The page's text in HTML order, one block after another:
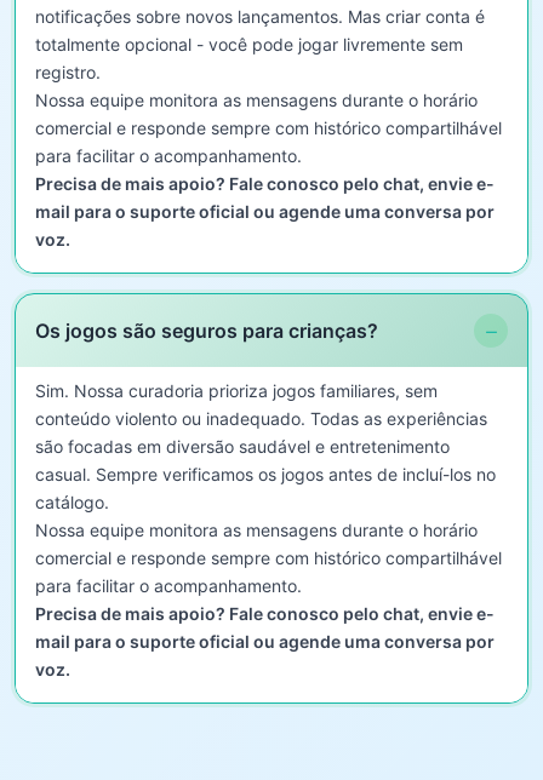
notificações sobre novos lançamentos. Mas criar conta é
totalmente opcional - você pode jogar livremente sem
registro.
Nossa equipe monitora as mensagens durante o horário
comercial e responde sempre com histórico compartilhável
para facilitar o acompanhamento.
Precisa de mais apoio? Fale conosco pelo chat, envie e-
mail para o suporte oficial ou agende uma conversa por
voz.
Os jogos são seguros para crianças? −
Sim. Nossa curadoria prioriza jogos familiares, sem
conteúdo violento ou inadequado. Todas as experiências
são focadas em diversão saudável e entretenimento
casual. Sempre verificamos os jogos antes de incluí-los no
catálogo.
Nossa equipe monitora as mensagens durante o horário
comercial e responde sempre com histórico compartilhável
para facilitar o acompanhamento.
Precisa de mais apoio? Fale conosco pelo chat, envie e-
mail para o suporte oficial ou agende uma conversa por
voz.